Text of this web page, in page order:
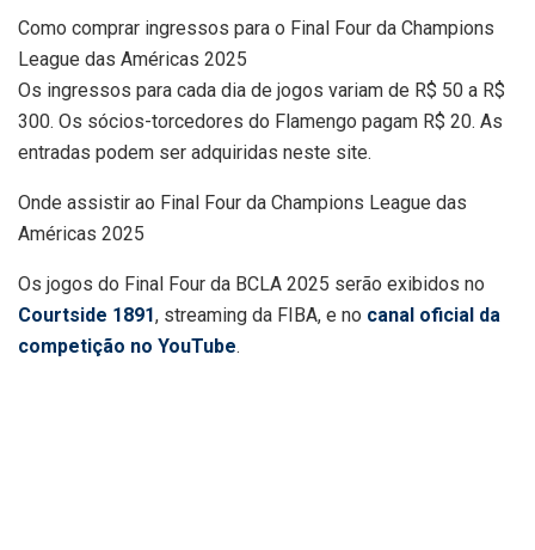
Como comprar ingressos para o Final Four da Champions
League das Américas 2025
Os ingressos para cada dia de jogos variam de R$ 50 a R$
300. Os sócios-torcedores do Flamengo pagam R$ 20. As
entradas podem ser adquiridas neste site.
Onde assistir ao Final Four da Champions League das
Américas 2025
Os jogos do Final Four da BCLA 2025 serão exibidos no
Courtside 1891, streaming da FIBA, e no canal oficial da
competição no YouTube.